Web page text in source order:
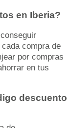
en Iberia?
compra de
por compras
en tus
descuento